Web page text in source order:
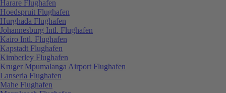
Harare Flughafen
Hoedspruit Flughafen
Hurghada Flughafen
Johannesburg Intl. Flughafen
Kairo Intl. Flughafen
Kapstadt Flughafen
Kimberley Flughafen
Kruger Mpumalanga Airport Flughafen
Lanseria Flughafen
Mahe Flughafen